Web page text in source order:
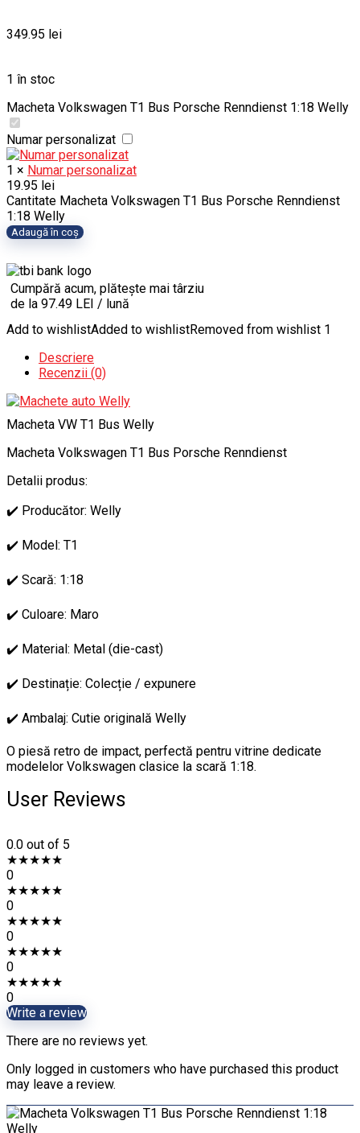
349.95 lei
1 în stoc
Macheta Volkswagen T1 Bus Porsche Renndienst 1:18 Welly
Numar personalizat
1 × Numar personalizat
19.95 lei
Cantitate Macheta Volkswagen T1 Bus Porsche Renndienst
1:18 Welly
Adaugă în coș
Cumpără acum, plătește mai târziu
de la 97.49 LEI / lună
Add to wishlistAdded to wishlistRemoved from wishlist 1
Descriere
Recenzii (0)
Macheta VW T1 Bus Welly
Macheta Volkswagen T1 Bus Porsche Renndienst
Detalii produs:
✔️ Producător: Welly
✔️ Model: T1
✔️ Scară: 1:18
✔️ Culoare: Maro
✔️ Material: Metal (die-cast)
✔️ Destinație: Colecție / expunere
✔️ Ambalaj: Cutie originală Welly
O piesă retro de impact, perfectă pentru vitrine dedicate
modelelor Volkswagen clasice la scară 1:18.
User Reviews
0.0 out of 5
★★★★★
0
★★★★★
0
★★★★★
0
★★★★★
0
★★★★★
0
Write a review
There are no reviews yet.
Only logged in customers who have purchased this product
may leave a review.